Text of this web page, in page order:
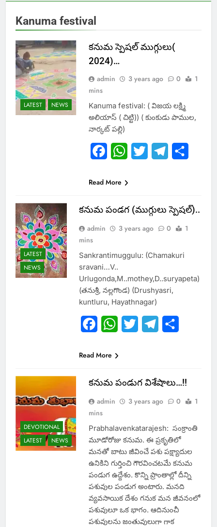
Kanuma festival
LATEST NEWS
కనుమ స్పెషల్ ముగ్గులు(
2024)…
admin 3 years ago 0
1
mins
Kanuma festival: ( విజయ లక్ష్మి
అలియాస్ ( చిట్టి)) ( కుంకుడు పాముల,
నార్కట్ పల్లి)
FacebookWhatsApp
Twitter Telegram
Read More
LATEST
NEWS
కనుమ పండగ (ముగ్గులు స్పెషల్)..
admin 3 years ago 0
1
mins
Sankrantimuggulu: (Chamakuri
sravani…V..
Urlugonda,M..mothey,D..suryapeta)
(తనుశ్రీ, నల్లగొండ) (Drushyasri,
kuntluru, Hayathnagar)
FacebookWhatsApp
Twitter Telegram
Read More
DEVOTIONAL
LATEST
NEWS
కనుమ పండుగ విశేషాలు…!!
admin 3 years ago 0
1
mins
Prabhalavenkatarajesh: సంక్రాంతి
మూడోరోజు కనుమ. ఈ ప్రకృతిలో
మనతో బాటు జీవించే పశు పక్ష్యాదుల
ఉనికిని గుర్తించి గౌరవించటమే కనుమ
పండుగ ఉద్దేశం. కొన్ని ప్రాంతాల్లో దీన్ని
పశువుల పండుగ అంటారు. మనది
వ్యవసాయిక దేశం గనుక మన జీవనంలో
పశువులూ ఒక భాగం. ఆదినుంచీ
పశువులను జంతువులుగా గాక